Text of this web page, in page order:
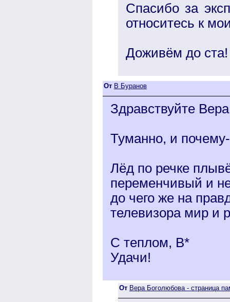
Спасибо за
относитесь к
Доживём до ста!
От В Буранов
Здравствуйте
Туманно, и
Лёд по речке
переменчивый и
до чего же на
телевизора мир и
С теплом, В*
Удачи!
От Вера Боголюбова - страница